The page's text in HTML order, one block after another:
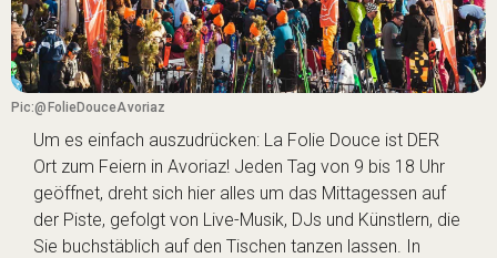
Pic:@FolieDouceAvoriaz
Um es einfach auszudrücken: La Folie Douce ist DER
Ort zum Feiern in Avoriaz! Jeden Tag von 9 bis 18 Uhr
geöffnet, dreht sich hier alles um das Mittagessen auf
der Piste, gefolgt von Live-Musik, DJs und Künstlern, die
Sie buchstäblich auf den Tischen tanzen lassen. In